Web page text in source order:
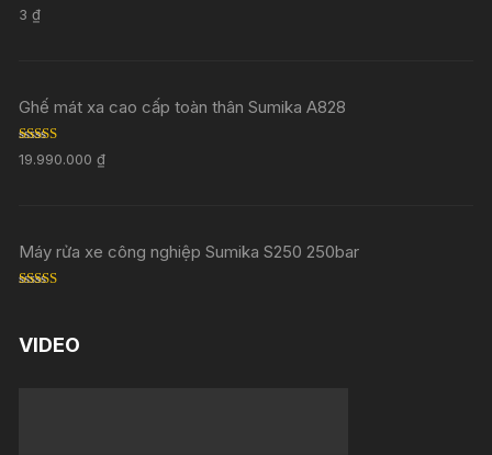
Rated
out of 5
3₫
Ghế mát xa cao cấp toàn thân Sumika A828
Rated5.00
out of 5
19.990.000₫
Máy rửa xe công nghiệp Sumika S250 250bar
VIDEO